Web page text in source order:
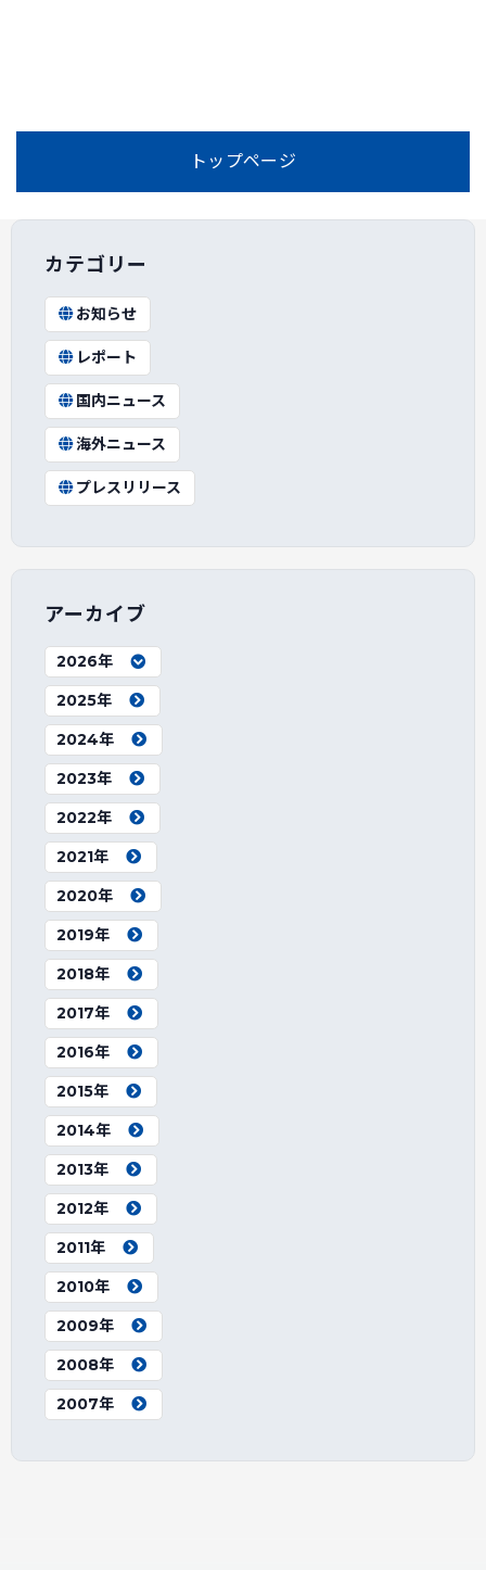
トップページ
カテゴリー
お知らせ
レポート
国内ニュース
海外ニュース
プレスリリース
アーカイブ
2026年
2025年
2024年
2023年
2022年
2021年
2020年
2019年
2018年
2017年
2016年
2015年
2014年
2013年
2012年
2011年
2010年
2009年
2008年
2007年